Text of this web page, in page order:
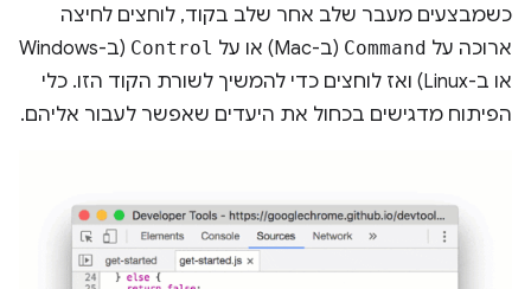
כשמבצעים מעבר שלב אחר שלב בקוד, לוחצים לחיצה
ארוכה על Command (ב-Mac) או על Control
(ב-Windows
או ב-Linux) ואז לוחצים כדי להמשיך לשורת הקוד הזו. כלי
הפיתוח מדגישים בכחול את היעדים שאפשר לעבור אליהם.